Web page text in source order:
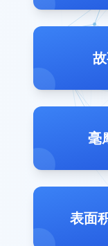
毫
表面